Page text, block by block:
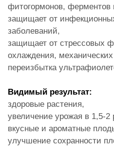
фитогормонов, ферментов
защищает от
заболеваний,
защищает от стрессовых
охлаждения,
переизбытка
Видимый результат:
здоровые растения,
увеличение урожая в 1,5-2
вкусные и ароматные
улучшение сохранности